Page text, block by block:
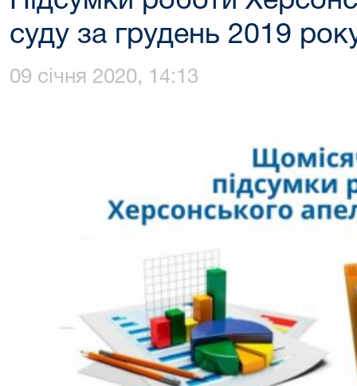
суду за грудень 2019
09 січня 2020, 14:13